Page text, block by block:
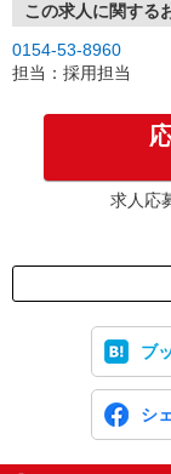
この求人に関する
0154-53-8960
担当：採用担当
求人応
ブ
シ